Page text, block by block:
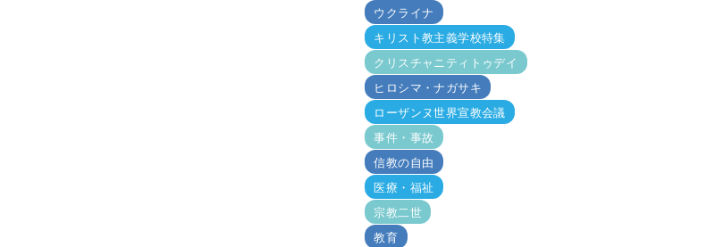
ウクライナ
キリスト教主義学校特集
クリスチャニティトゥデイ
ヒロシマ・ナガサキ
ローザンヌ世界宣教会議
事件・事故
信教の自由
医療・福祉
宗教二世
教育